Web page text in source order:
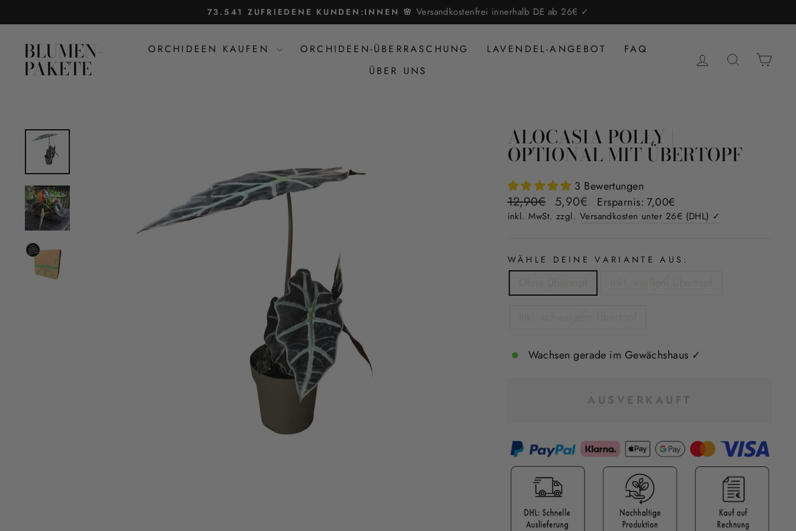
zum
Pause
Diashow
73.541 ZUFRIEDENE KUNDEN:INNEN 🌸 Versandkostenfrei innerhalb DE ab 26€ ✓
BLUMEN-
PAKETE
ORCHIDEEN KAUFEN ORCHIDEEN-ÜBERRASCHUNG LAVENDEL-ANGEBOT
FAQ
ÜBER UNS
EINLOGGEN
SUCHE
ALOCASIA POLLY |
OPTIONAL MIT ÜBERTOPF
3 Bewertungen
Normaler
Preis
12,90€ Sonderpreis
5,90€ Ersparnis: 7,00€
inkl. MwSt. zzgl. Versandkosten unter 26€ (DHL) ✓
WÄHLE DEINE VARIANTE AUS:
Wachsen gerade im Gewächshaus ✓
AUSVERKAUFT